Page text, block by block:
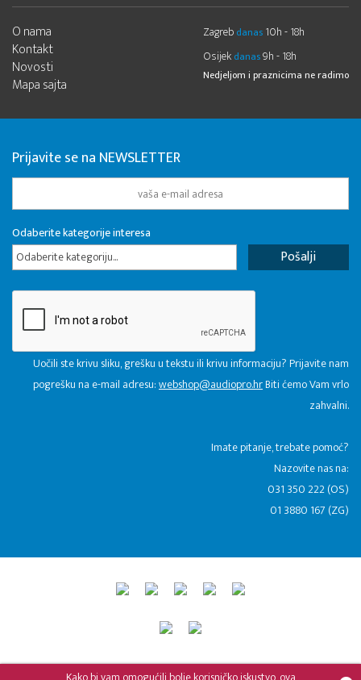
O nama
Kontakt
Novosti
Mapa sajta
Zagreb danas 10h - 18h
Osijek danas9h - 18h
Nedjeljom i praznicima ne radimo
Prijavite se na NEWSLETTER
Odaberite kategorije interesa
Odaberite kategoriju...
Uočili ste krivu sliku, grešku u tekstu ili krivu informaciju? Prijavite nam
pogrešku na e-mail adresu:webshop@audiopro.hrBiti ćemo Vam vrlo
zahvalni.
​Imate pitanje, trebate pomoć?
Nazovite nas na:
031 350 222 (OS)
01 3880 167 (ZG)
© 2015 - 2026 Audio Pro Artist Developed by LABNET.RS